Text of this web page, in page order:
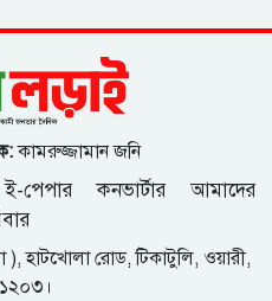
কামরুজ্জামান জনি
ই-পেপার কনভার্টার
আমাদের
রোড, টিকাটুলি, ওয়ারী,